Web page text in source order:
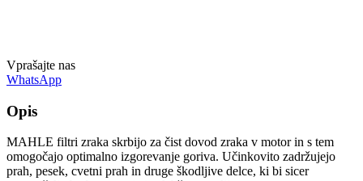
Vprašajte nas
WhatsApp
Opis
MAHLE filtri zraka skrbijo za čist dovod zraka v motor in s tem
omogočajo optimalno izgorevanje goriva. Učinkovito zadržujejo
prah, pesek, cvetni prah in druge škodljive delce, ki bi sicer